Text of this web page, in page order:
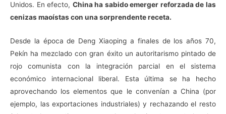
Unidos. En efecto, China ha sabido emerger reforzada de las
cenizas maoístas con una sorprendente receta.
Desde la época de Deng Xiaoping a finales de los años 70,
Pekín ha mezclado con gran éxito un autoritarismo pintado de
rojo comunista con la integración parcial en el sistema
económico internacional liberal. Esta última se ha hecho
aprovechando los elementos que le convenían a China (por
ejemplo, las exportaciones industriales) y rechazando el resto